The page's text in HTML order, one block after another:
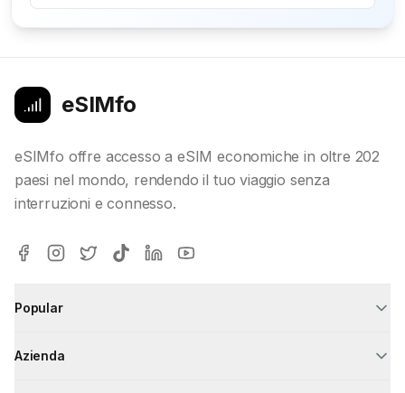
eSIMfo
eSIMfo offre accesso a eSIM economiche in oltre 202
paesi nel mondo, rendendo il tuo viaggio senza
interruzioni e connesso.
Popular
Azienda